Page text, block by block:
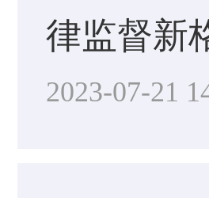
律监督新
2023-07-21